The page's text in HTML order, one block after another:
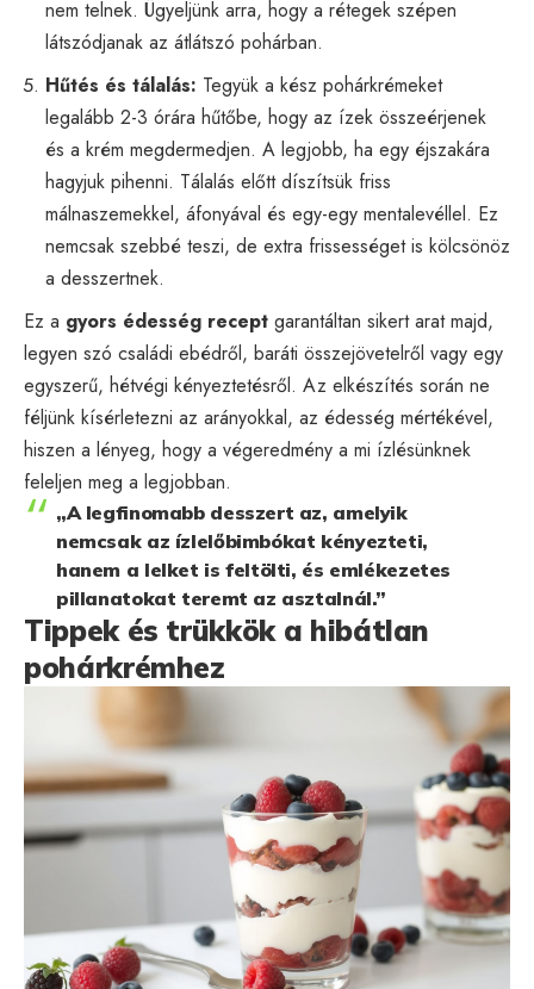
nem telnek. Ügyeljünk arra, hogy a rétegek szépen
látszódjanak az átlátszó pohárban.
Hűtés és tálalás: Tegyük a kész pohárkrémeket
legalább 2-3 órára hűtőbe, hogy az ízek összeérjenek
és a krém megdermedjen. A legjobb, ha egy éjszakára
hagyjuk pihenni. Tálalás előtt díszítsük friss
málnaszemekkel, áfonyával és egy-egy mentalevéllel. Ez
nemcsak szebbé teszi, de extra frissességet is kölcsönöz
a desszertnek.
Ez a gyors édesség recept garantáltan sikert arat majd,
legyen szó családi ebédről, baráti összejövetelről vagy egy
egyszerű, hétvégi kényeztetésről. Az elkészítés során ne
féljünk kísérletezni az arányokkal, az édesség mértékével,
hiszen a lényeg, hogy a végeredmény a mi ízlésünknek
feleljen meg a legjobban.
„A legfinomabb desszert az, amelyik
nemcsak az ízlelőbimbókat kényezteti,
hanem a lelket is feltölti, és emlékezetes
pillanatokat teremt az asztalnál.”
Tippek és trükkök a hibátlan
pohárkrémhez